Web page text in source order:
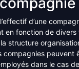
d’une
en fonction de
structure
compagnies peuvent
dans le cas